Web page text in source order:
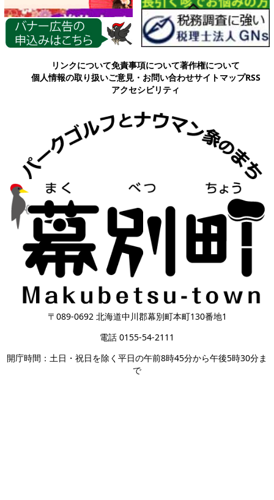
各種情報
リンクについて免責事項について著作権について
個人情報の取り扱いご意見・お問い合わせサイトマップRSS
アクセシビリティ
〒089-0692 北海道中川郡幕別町本町130番地1
電話 0155-54-2111
開庁時間：土日・祝日を除く平日の午前8時45分から午後5時30分ま
で